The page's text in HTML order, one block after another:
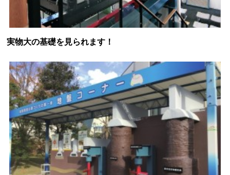
実物大の基礎を見られます！